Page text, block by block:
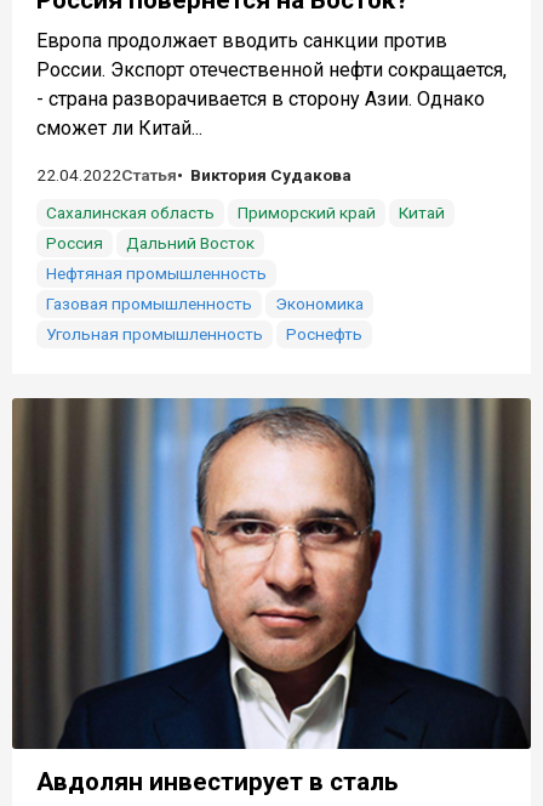
Европа продолжает вводить санкции против
России. Экспорт отечественной нефти сокращается,
- страна разворачивается в сторону Азии. Однако
сможет ли Китай...
22.04.2022Статья
Виктория Судакова
Сахалинская область
Приморский край
Китай
Россия
Дальний Восток
Нефтяная промышленность
Газовая промышленность
Экономика
Угольная промышленность
Роснефть
Авдолян инвестирует в сталь